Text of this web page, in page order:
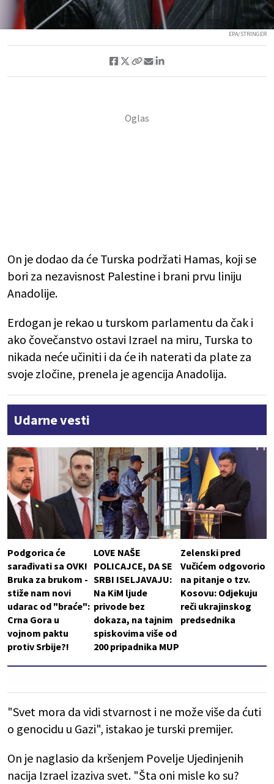
EPA/STRINGER
On je dodao da će Turska podržati Hamas, koji se
bori za nezavisnost Palestine i brani prvu liniju
Anadolije.
Erdogan je rekao u turskom parlamentu da čak i
ako čovečanstvo ostavi Izrael na miru, Turska to
nikada neće učiniti i da će ih naterati da plate za
svoje zločine, prenela je agencija Anadolija.
Udarne vesti
Podgorica će
sarađivati sa OVK!
Bruka za brukom -
stiže nam novi
udarac od "braće":
Crna Gora u
vojnom paktu
protiv Srbije?!
LOVE NAŠE
POLICAJCE, DA SE
SRBI ISELJAVAJU:
Na KiM ljude
privode bez
dokaza, na tajnim
spiskovima više od
200 pripadnika MUP
Zelenski pred
Vučićem odgovorio
na pitanje o tzv.
Kosovu: Odjekuju
reči ukrajinskog
predsednika
"Svet mora da vidi stvarnost i ne može više da ćuti
o genocidu u Gazi", istakao je turski premijer.
On je naglasio da kršenjem Povelje Ujedinjenih
nacija Izrael izaziva svet. "Šta oni misle ko su?